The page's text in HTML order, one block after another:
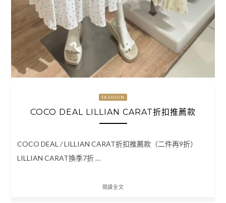
FASHION
COCO DEAL LILLIAN CARAT折扣推薦款
COCO DEAL / LILLIAN CARAT折扣推薦款（二件再9折）
LILLIAN CARAT換季7折 …
閱讀全文